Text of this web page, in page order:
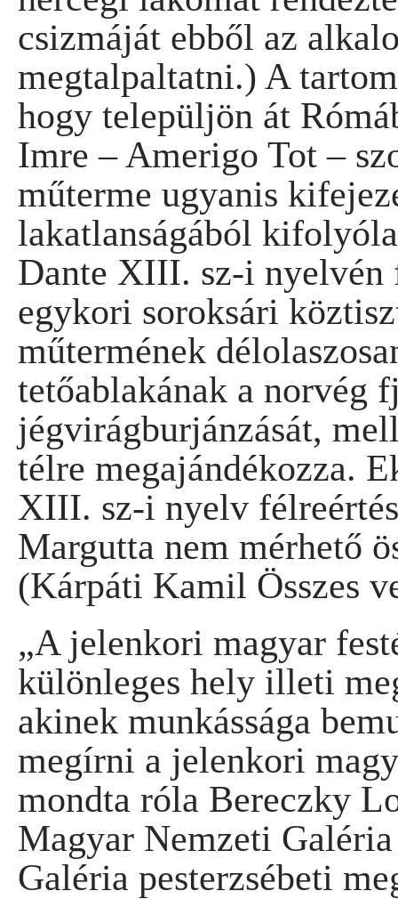
csizmáját ebből az
megtalpaltatni.) A
hogy települjön át
Imre – Amerigo Tot –
műterme ugyanis
lakatlanságából
Dante XIII. sz-i nyelvén
egykori soroksári
műtermének
tetőablakának a norvég
jégvirágburjánzását,
télre megajándékozza.
XIII. sz-i nyelv
Margutta nem mérhető
(Kárpáti Kamil Összes
„A jelenkori magyar
különleges hely illeti
akinek munkássága
megírni a jelenkori
mondta róla Bereczky
Magyar Nemzeti
Galéria pesterzsébeti